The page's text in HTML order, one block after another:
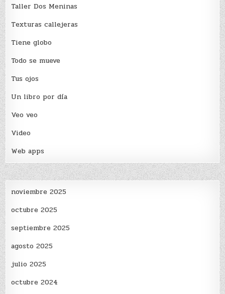
Taller Dos Meninas
Texturas callejeras
Tiene globo
Todo se mueve
Tus ojos
Un libro por día
Veo veo
Video
Web apps
noviembre 2025
octubre 2025
septiembre 2025
agosto 2025
julio 2025
octubre 2024